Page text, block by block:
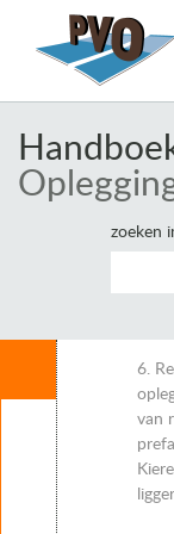
zoeken
Leeswijzer
1. Inleiding
2. Eisen
6.
van